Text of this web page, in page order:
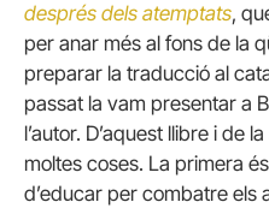
després dels atemptats,
per anar més al fons de la
preparar la traducció al
passat la vam presentar a
l’autor. D’aquest llibre i de
moltes coses. La primera
d’educar per combatre els